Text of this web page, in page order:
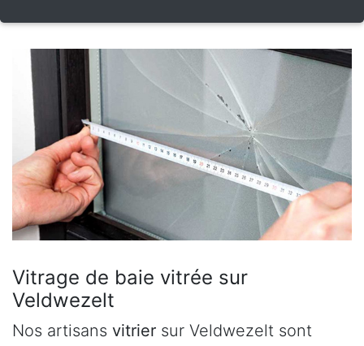
Vitrage de baie vitrée sur
Veldwezelt
Nos artisans vitrier sur Veldwezelt sont